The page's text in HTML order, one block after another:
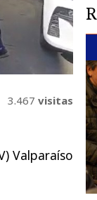
3.467 visitas
Valparaíso